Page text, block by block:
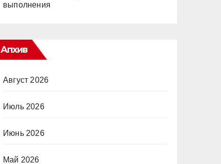
выполнения
Апхив
Август 2026
Июль 2026
Июнь 2026
Май 2026